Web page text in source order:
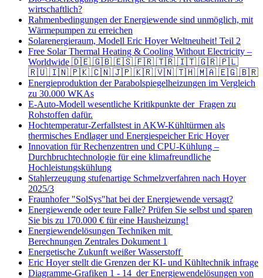
wirtschaftlich?
Rahmenbedingungen der Energiewende sind unmöglich, mit
Wärmepumpen zu erreichen
Solarenergieraum, Modell Eric Hoyer Weltneuheit! Teil 2
Free Solar Thermal Heating & Cooling Without Electricity –
Worldwide 🇩🇪 🇬🇧 🇪🇸 🇫🇷 🇹🇷 🇮🇹 🇬🇷 🇵🇱
🇷🇺 🇮🇳 🇵🇰 🇨🇳 🇯🇵 🇰🇷 🇻🇳 🇹🇭 🇲🇦 🇪🇬 🇧🇷
Energieproduktion der Parabolspiegelheizungen im Vergleich
zu 30.000 WKAs
E-Auto-Modell wesentliche Kritikpunkte der Fragen zu
Rohstoffen dafür.
Hochtemperatur-Zerfallstest in AKW-Kühltürmen als
thermisches Endlager und Energiespeicher Eric Hoyer
Innovation für Rechenzentren und CPU-Kühlung –
Durchbruchtechnologie für eine klimafreundliche
Hochleistungskühlung
Stahlerzeugung stufenartige Schmelzverfahren nach Hoyer
2025/3
Fraunhofer "SolSys"hat bei der Energiewende versagt?
Energiewende oder teure Falle? Prüfen Sie selbst und sparen
Sie bis zu 170.000 € für eine Hausheizung!
Energiewendelösungen Techniken mit
Berechnungen Zentrales Dokument 1
Energetische Zukunft weißer Wasserstoff
Eric Hoyer stellt die Grenzen der KI- und Kühltechnik infrage
Diagramme-Grafiken 1 - 14 der Energiewendelösungen von